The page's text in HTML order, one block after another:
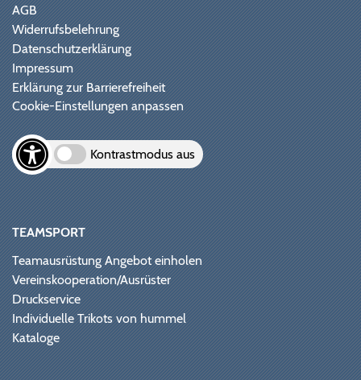
AGB
Widerrufsbelehrung
Datenschutzerklärung
Impressum
Erklärung zur Barrierefreiheit
Cookie-Einstellungen anpassen
Kontrastmodus aus
TEAMSPORT
Teamausrüstung Angebot einholen
Vereinskooperation/Ausrüster
Druckservice
Individuelle Trikots von hummel
Kataloge